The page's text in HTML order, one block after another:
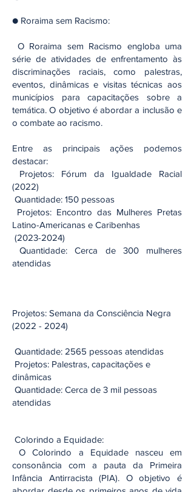
● Roraima sem Racismo:‬
‭ O‬‭ Roraima‬‭ sem‬‭ Racismo‬‭ engloba‬‭ uma‬‭
série‬‭ de‬‭ atividades‬‭ de‬‭ enfrentamento‬‭ às
discriminações‬‭ raciais,‬‭ como‬‭ palestras,‬‭
eventos,‬‭ dinâmicas‬‭ e‬‭ visitas‬‭ técnicas‬‭ aos‬
municípios‬ para‬‭ capacitações‬‭ sobre‬‭ a‬‭
temática.‬‭ O‬‭ objetivo‬‭ é‬‭ abordar‬‭ a‬‭ inclusão‬‭ e‬‭
o‬ combate ao racismo.
Entre as principais ações podemos
destacar:‬
‭ Projetos:‬‭ Fórum da Igualdade Racial
(2022)‬
‭ Quantidade:‬‭ 150 pessoas‬
‭ Projetos:‬‭ Encontro‬‭ das‬‭ Mulheres‬‭ Pretas‬‭
Latino-Americanas‬‭ e‬‭ Caribenhas‬
(2023-2024)
‭ Quantidade:‬‭ Cerca de 300 mulheres
atendidas‬
Projetos:‬‭ Semana da Consciência Negra
(2022 - 2024)
‭ Quantidade:‬‭ 2565 pessoas atendidas‬
‭ Projetos:‬‭ Palestras, capacitações e
dinâmicas‬
‭ Quantidade:‬‭ Cerca de 3 mil pessoas
atendidas‬
‬‭ Colorindo a Equidade:‬
‭ O‬‭ Colorindo‬‭ a‬‭ Equidade‬‭ nasceu‬‭ em‬‭
consonância‬‭ com‬‭ a‬‭ pauta‬‭ da‬‭ Primeira‬‭
Infância‬ Antirracista‬‭ (PIA).‬‭ O‬‭ objetivo‬‭ é‬‭